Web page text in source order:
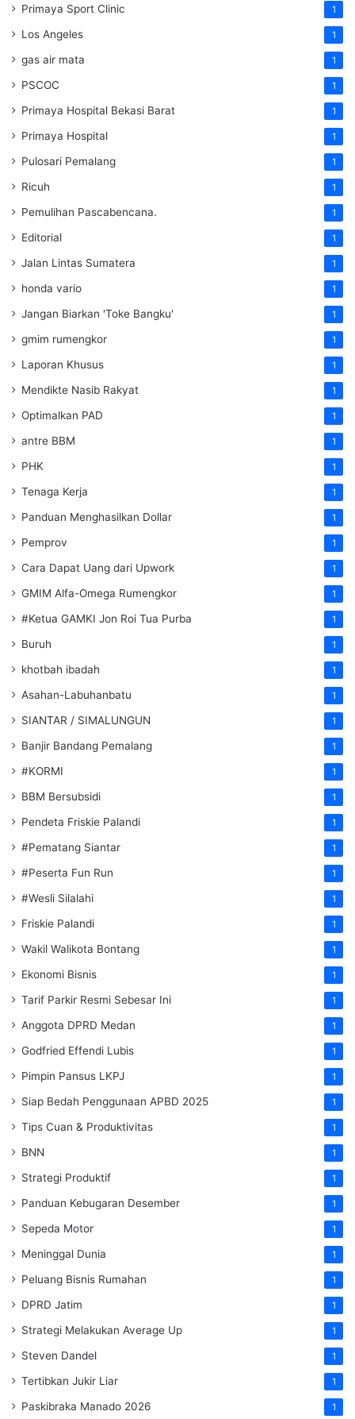
Primaya Sport Clinic 1
Los Angeles 1
gas air mata 1
PSCOC 1
Primaya Hospital Bekasi Barat 1
Primaya Hospital 1
Pulosari Pemalang 1
Ricuh 1
Pemulihan Pascabencana. 1
Editorial 1
Jalan Lintas Sumatera 1
honda vario 1
Jangan Biarkan 'Toke Bangku' 1
gmim rumengkor 1
Laporan Khusus 1
Mendikte Nasib Rakyat 1
Optimalkan PAD 1
antre BBM 1
PHK 1
Tenaga Kerja 1
Panduan Menghasilkan Dollar 1
Pemprov 1
Cara Dapat Uang dari Upwork 1
GMIM Alfa-Omega Rumengkor 1
#Ketua GAMKI Jon Roi Tua Purba 1
Buruh 1
khotbah ibadah 1
Asahan-Labuhanbatu 1
SIANTAR / SIMALUNGUN 1
Banjir Bandang Pemalang 1
#KORMI 1
BBM Bersubsidi 1
Pendeta Friskie Palandi 1
#Pematang Siantar 1
#Peserta Fun Run 1
#Wesli Silalahi 1
Friskie Palandi 1
Wakil Walikota Bontang 1
Ekonomi Bisnis 1
Tarif Parkir Resmi Sebesar Ini 1
Anggota DPRD Medan 1
Godfried Effendi Lubis 1
Pimpin Pansus LKPJ 1
Siap Bedah Penggunaan APBD 2025 1
Tips Cuan & Produktivitas 1
BNN 1
Strategi Produktif 1
Panduan Kebugaran Desember 1
Sepeda Motor 1
Meninggal Dunia 1
Peluang Bisnis Rumahan 1
DPRD Jatim 1
Strategi Melakukan Average Up 1
Steven Dandel 1
Tertibkan Jukir Liar 1
Paskibraka Manado 2026 1